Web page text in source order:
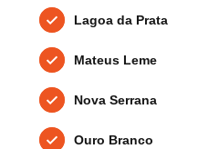
Lagoa da Prata
Mateus Leme
Nova Serrana
Ouro Branco